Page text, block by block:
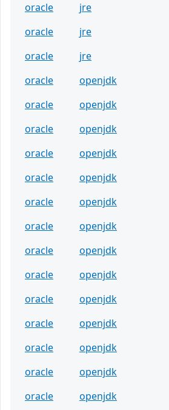
oracle
jre
oracle
jre
oracle
jre
oracle
openjdk
oracle
openjdk
oracle
openjdk
oracle
openjdk
oracle
openjdk
oracle
openjdk
oracle
openjdk
oracle
openjdk
oracle
openjdk
oracle
openjdk
oracle
openjdk
oracle
openjdk
oracle
openjdk
oracle
openjdk